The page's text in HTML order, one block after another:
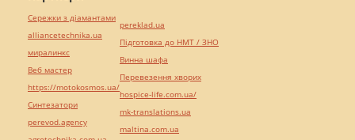
Сережки з діамантами
alliancetechnika.ua
миралинкс
Веб мастер
https://motokosmos.ua/
Синтезатори
perevod.agency
pereklad.ua
Підготовка до НМТ / ЗНО
Винна шафа
Перевезення хворих
hospice-life.com.ua/
mk-translations.ua
maltina.com.ua